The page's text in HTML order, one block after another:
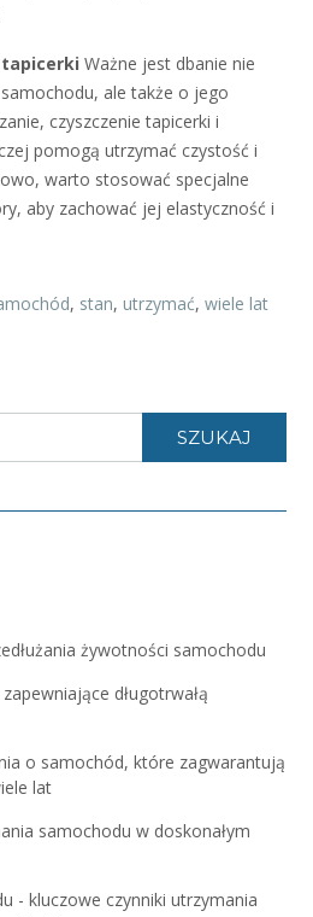
Ważne jest dbanie nie
ale także o jego
czyszczenie tapicerki i
pomogą utrzymać czystość i
warto stosować specjalne
aby zachować jej elastyczność i
, stan, utrzymać, wiele lat
SZUKAJ
żywotności samochodu
długotrwałą
o samochód, które zagwarantują
lat
samochodu w doskonałym
- kluczowe czynniki utrzymania